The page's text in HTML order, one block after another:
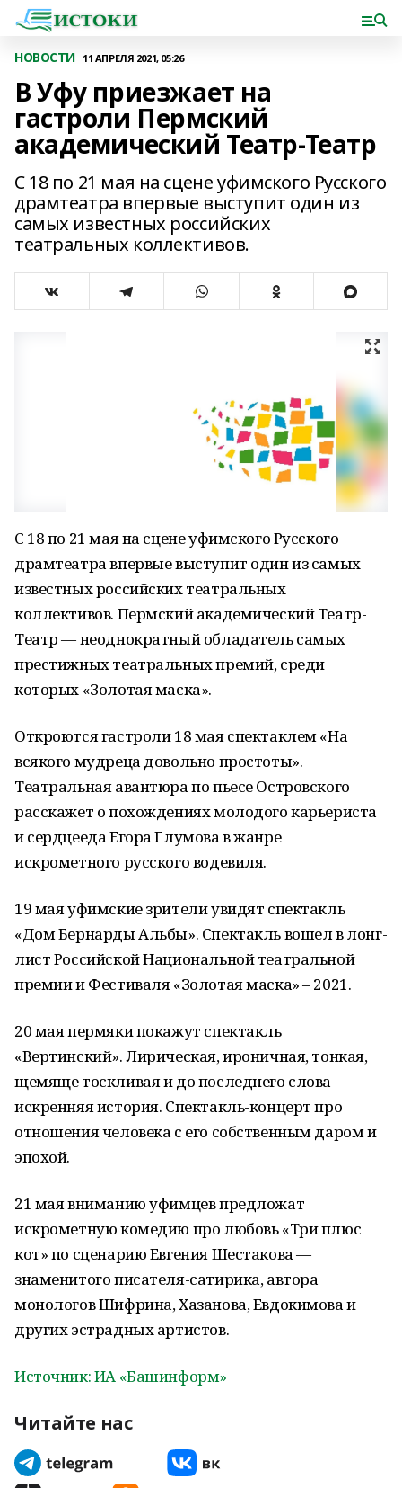
НОВОСТИ 11 АПРЕЛЯ 2021, 05:26
В Уфу приезжает на
гастроли Пермский
академический Театр-Театр
С 18 по 21 мая на сцене уфимского Русского
драмтеатра впервые выступит один из
самых известных российских
театральных коллективов.
С 18 по 21 мая на сцене уфимского Русского
драмтеатра впервые выступит один из самых
известных российских театральных
коллективов. Пермский академический Театр-
Театр — неоднократный обладатель самых
престижных театральных премий, среди
которых «Золотая маска».
Откроются гастроли 18 мая спектаклем «На
всякого мудреца довольно простоты».
Театральная авантюра по пьесе Островского
расскажет о похождениях молодого карьериста
и сердцееда Егора Глумова в жанре
искрометного русского водевиля.
19 мая уфимские зрители увидят спектакль
«Дом Бернарды Альбы». Спектакль вошел в лонг-
лист Российской Национальной театральной
премии и Фестиваля «Золотая маска» – 2021.
20 мая пермяки покажут спектакль
«Вертинский». Лирическая, ироничная, тонкая,
щемяще тоскливая и до последнего слова
искренняя история. Спектакль-концерт про
отношения человека с его собственным даром и
эпохой.
21 мая вниманию уфимцев предложат
искрометную комедию про любовь «Три плюс
кот» по сценарию Евгения Шестакова —
знаменитого писателя-сатирика, автора
монологов Шифрина, Хазанова, Евдокимова и
других эстрадных артистов.
Источник: ИА «Башинформ»
Читайте нас